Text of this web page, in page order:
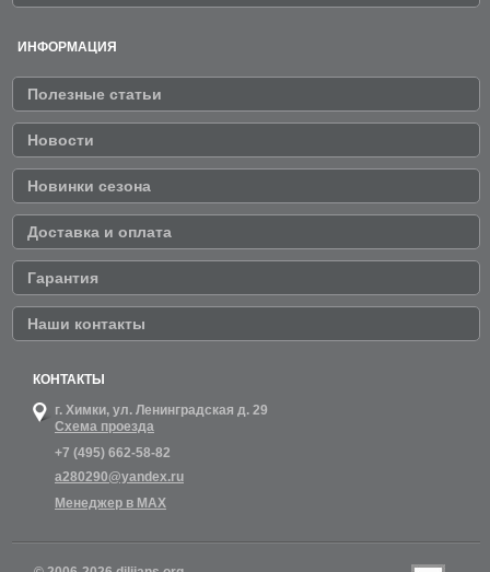
ИНФОРМАЦИЯ
Полезные статьи
Новости
Новинки сезона
Доставка и оплата
Гарантия
Наши контакты
КОНТАКТЫ
г. Химки, ул. Ленинградская д. 29
Схема проезда
+7 (495) 662-58-82
a280290@yandex.ru
Менеджер в MAX